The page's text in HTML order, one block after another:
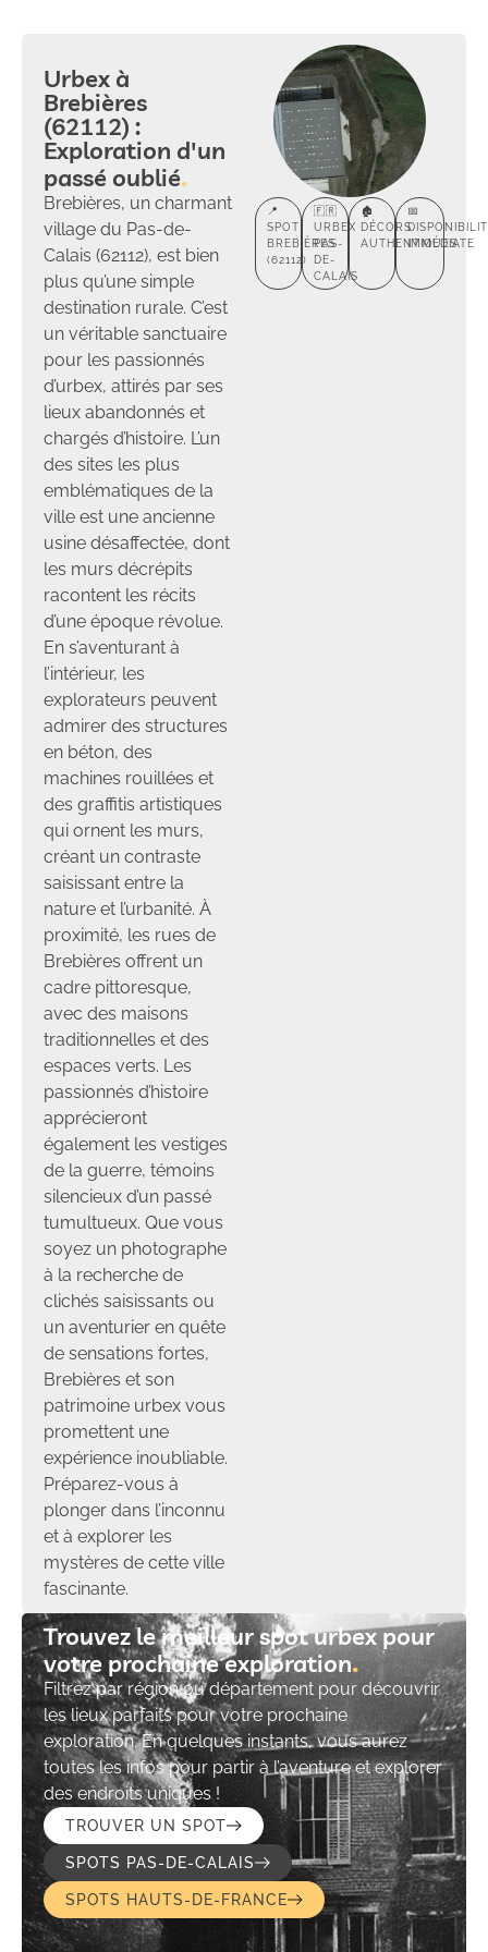
Urbex à
Brebières
(62112) :
Exploration d'un
passé oublié
Brebières, un charmant
village du Pas-de-
Calais (62112), est bien
plus qu’une simple
destination rurale. C’est
un véritable sanctuaire
pour les passionnés
d’urbex, attirés par ses
lieux abandonnés et
chargés d’histoire. L’un
des sites les plus
emblématiques de la
ville est une ancienne
usine désaffectée, dont
les murs décrépits
racontent les récits
d’une époque révolue.
En s’aventurant à
l’intérieur, les
explorateurs peuvent
admirer des structures
en béton, des
machines rouillées et
des graffitis artistiques
qui ornent les murs,
créant un contraste
saisissant entre la
nature et l’urbanité. À
proximité, les rues de
Brebières offrent un
cadre pittoresque,
avec des maisons
traditionnelles et des
espaces verts. Les
passionnés d’histoire
apprécieront
également les vestiges
de la guerre, témoins
silencieux d’un passé
tumultueux. Que vous
soyez un photographe
à la recherche de
clichés saisissants ou
un aventurier en quête
de sensations fortes,
Brebières et son
patrimoine urbex vous
promettent une
expérience inoubliable.
Préparez-vous à
plonger dans l’inconnu
et à explorer les
mystères de cette ville
fascinante.
📍
SPOT
BREBIÈRES
(62112)
🇫🇷
URBEX
PAS-
DE-
CALAIS
🏚️
DÉCORS
AUTHENTIQUES
📅
IMMÉDIATE
Trouvez le meilleur spot urbex pour
votre prochaine exploration​
Filtrez par région ou département pour découvrir
les lieux parfaits pour votre prochaine
exploration. En quelques instants, vous aurez
toutes les infos pour partir à l’aventure et explorer
des endroits uniques !
TROUVER UN SPOT
SPOTS PAS-DE-CALAIS
SPOTS HAUTS-DE-FRANCE